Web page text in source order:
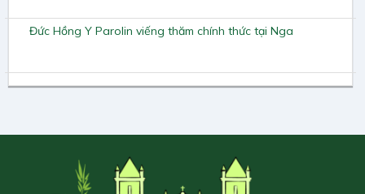
Đức Hồng Y Parolin viếng thăm chính thức tại Nga